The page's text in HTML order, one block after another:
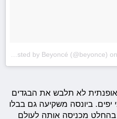
on
לא תלבש את הבגדים
יפים. ביונסה משקיעה גם בבלו
מכניסה אותה לעולם